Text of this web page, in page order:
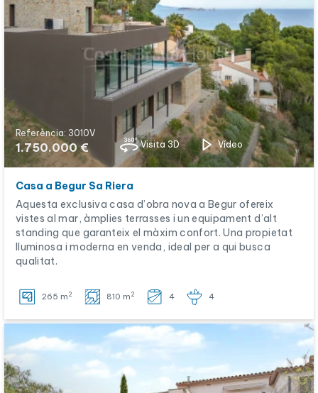
Referència: 3010V
1.750.000 € Visita 3D Vídeo
Casa a Begur Sa Riera
Aquesta exclusiva casa d’obra nova a Begur ofereix
vistes al mar, àmplies terrasses i un equipament d’alt
standing que garanteix el màxim confort. Una propietat
lluminosa i moderna en venda, ideal per a qui busca
qualitat.
265 m 2 810 m 2 4 4